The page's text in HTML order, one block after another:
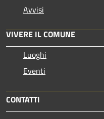
Avvisi
VIVERE IL COMUNE
Luoghi
Eventi
CONTATTI